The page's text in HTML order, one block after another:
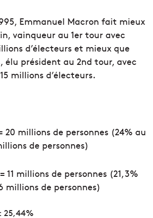
Emmanuel Macron fait mieux
vainqueur au 1er tour avec
d’électeurs et mieux que
élu président au 2nd tour, avec
millions d’électeurs.
20 millions de personnes (24% au
de personnes)
11 millions de personnes (21,3%
millions de personnes)
25,44%